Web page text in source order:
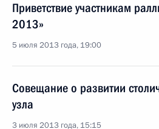
Приветствие участникам
2013»
5 июля 2013 года, 19:00
Совещание о развитии
узла
3 июля 2013 года, 15:15